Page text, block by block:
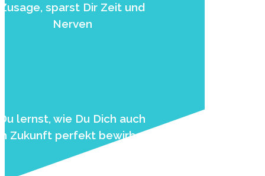
Zusage, sparst Dir Zeit und
Nerven
lernst, wie Du Dich auch
Zukunft perfekt bewirbst